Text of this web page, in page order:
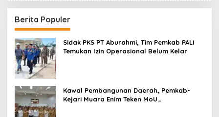
Berita Populer
Sidak PKS PT Aburahmi, Tim Pemkab PALI
Temukan Izin Operasional Belum Kelar
Kawal Pembangunan Daerah, Pemkab-
Kejari Muara Enim Teken MoU